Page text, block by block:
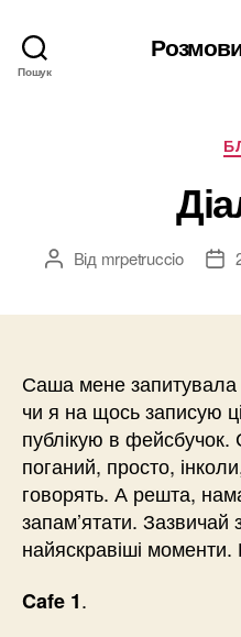
Пошук
Автор
Від mrpetruccio
Саша мене
чи я на щось записую
публікую в
поганий, просто,
говорять. А решта,
запам’ятати. Зазвичай
найяскравіші
Cafe 1.